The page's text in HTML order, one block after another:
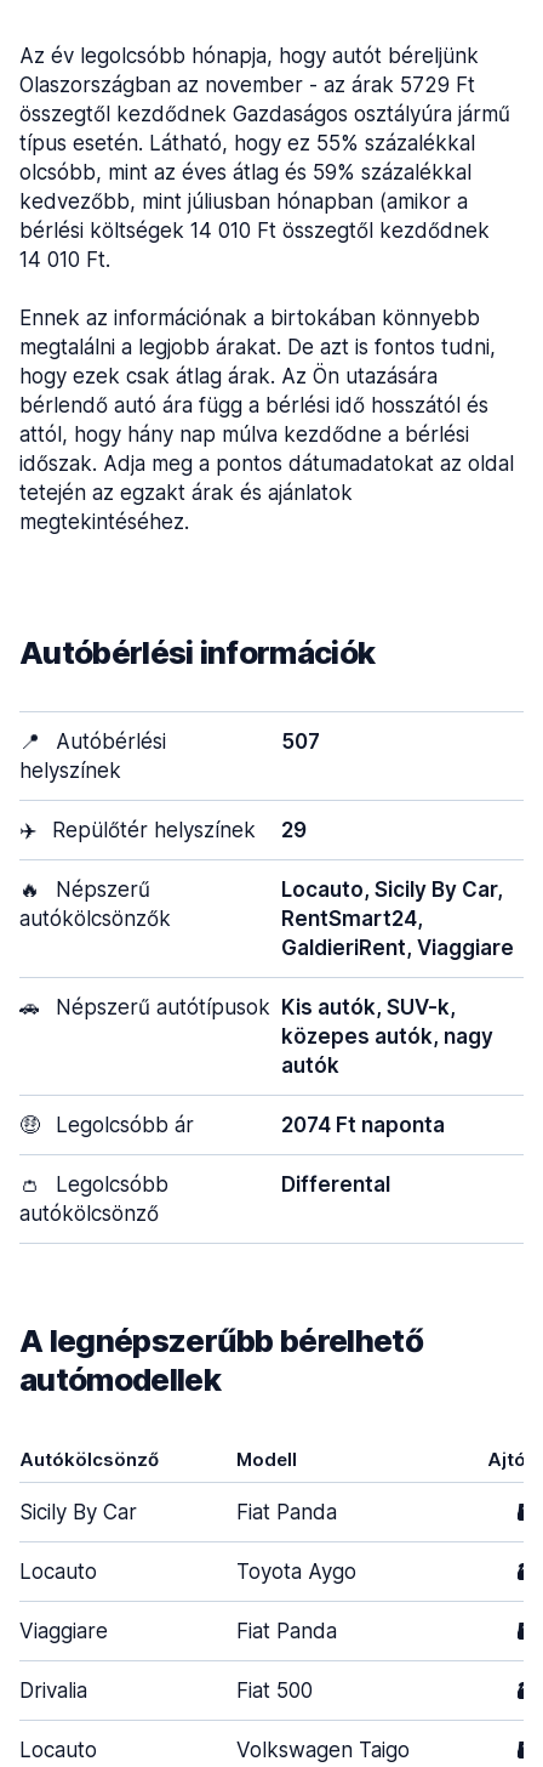
Az év legolcsóbb hónapja, hogy autót béreljünk
Olaszországban az november - az árak 5729 Ft
összegtől kezdődnek Gazdaságos osztályúra jármű
típus esetén. Látható, hogy ez 55% százalékkal
olcsóbb, mint az éves átlag és 59% százalékkal
kedvezőbb, mint júliusban hónapban (amikor a
bérlési költségek 14 010 Ft összegtől kezdődnek
14 010 Ft.
Ennek az információnak a birtokában könnyebb
megtalálni a legjobb árakat. De azt is fontos tudni,
hogy ezek csak átlag árak. Az Ön utazására
bérlendő autó ára függ a bérlési idő hosszától és
attól, hogy hány nap múlva kezdődne a bérlési
időszak. Adja meg a pontos dátumadatokat az oldal
tetején az egzakt árak és ajánlatok
megtekintéséhez.
Autóbérlési információk
📍
Autóbérlési
helyszínek
507
✈️ Repülőtér helyszínek 29
🔥
Népszerű
autókölcsönzők
Locauto, Sicily By Car,
RentSmart24,
GaldieriRent, Viaggiare
🚗 Népszerű autótípusok
Kis autók, SUV-k,
közepes autók, nagy
autók
🤑 Legolcsóbb ár 2074 Ft naponta
👛
Legolcsóbb
autókölcsönző
Differental
A legnépszerűbb bérelhető
autómodellek
Autókölcsönző Modell Ajtók
Sicily By Car Fiat Panda 5
Locauto Toyota Aygo 3
Viaggiare Fiat Panda 5
Drivalia Fiat 500 3
Locauto Volkswagen Taigo 5